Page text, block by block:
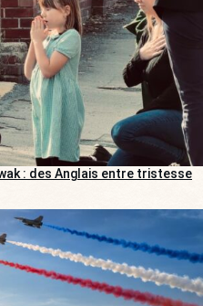
: des Anglais entre tristesse